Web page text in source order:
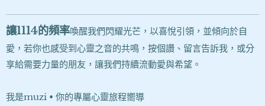
讓1114的頻率喚醒我們閃耀光芒，以喜悅引領，並傾向於自
愛，若你也感受到心靈之音的共鳴，按個讚、留言告訴我，或分
享給需要力量的朋友，讓我們持續流動愛與希望。
我是muzi • 你的專屬心靈旅程嚮導